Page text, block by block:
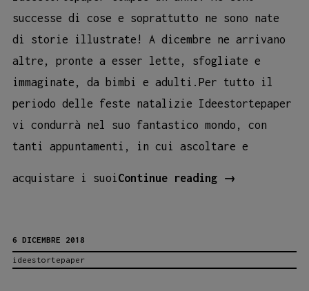
successe di cose e soprattutto ne sono nate
di storie illustrate! A dicembre ne arrivano
altre, pronte a esser lette, sfogliate e
immaginate, da bimbi e adulti.Per tutto il
periodo delle feste natalizie Ideestortepaper
vi condurrà nel suo fantastico mondo, con
tanti appuntamenti, in cui ascoltare e
acquistare i suoi Continue reading
Letture
→
6 DICEMBRE 2018
ideestortepaper